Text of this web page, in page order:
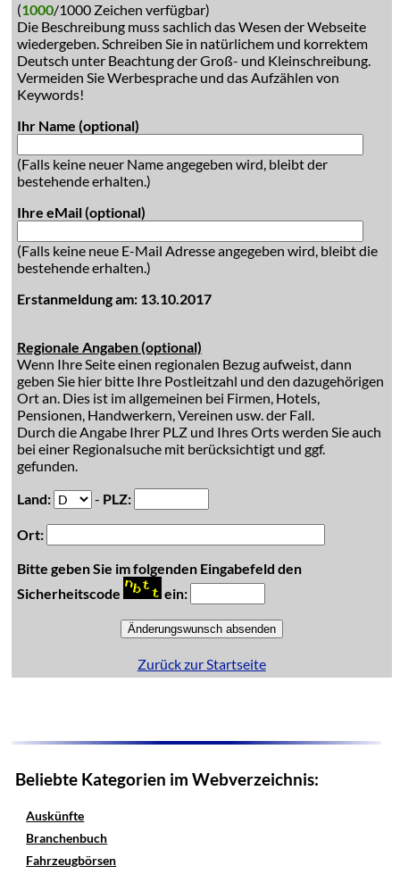
(1000/1000 Zeichen verfügbar)
Die Beschreibung muss sachlich das Wesen der Webseite
wiedergeben. Schreiben Sie in natürlichem und korrektem
Deutsch unter Beachtung der Groß- und Kleinschreibung.
Vermeiden Sie Werbesprache und das Aufzählen von
Keywords!
Ihr Name (optional)
(Falls keine neuer Name angegeben wird, bleibt der
bestehende erhalten.)
Ihre eMail (optional)
(Falls keine neue E-Mail Adresse angegeben wird, bleibt die
bestehende erhalten.)
Erstanmeldung am: 13.10.2017
Regionale Angaben (optional)
Wenn Ihre Seite einen regionalen Bezug aufweist, dann
geben Sie hier bitte Ihre Postleitzahl und den dazugehörigen
Ort an. Dies ist im allgemeinen bei Firmen, Hotels,
Pensionen, Handwerkern, Vereinen usw. der Fall.
Durch die Angabe Ihrer PLZ und Ihres Orts werden Sie auch
bei einer Regionalsuche mit berücksichtigt und ggf.
gefunden.
Land:
- PLZ:
Ort:
Bitte geben Sie im folgenden Eingabefeld den
Sicherheitscode
ein:
Zurück zur Startseite
Beliebte Kategorien im Webverzeichnis:
Auskünfte
Branchenbuch
Fahrzeugbörsen